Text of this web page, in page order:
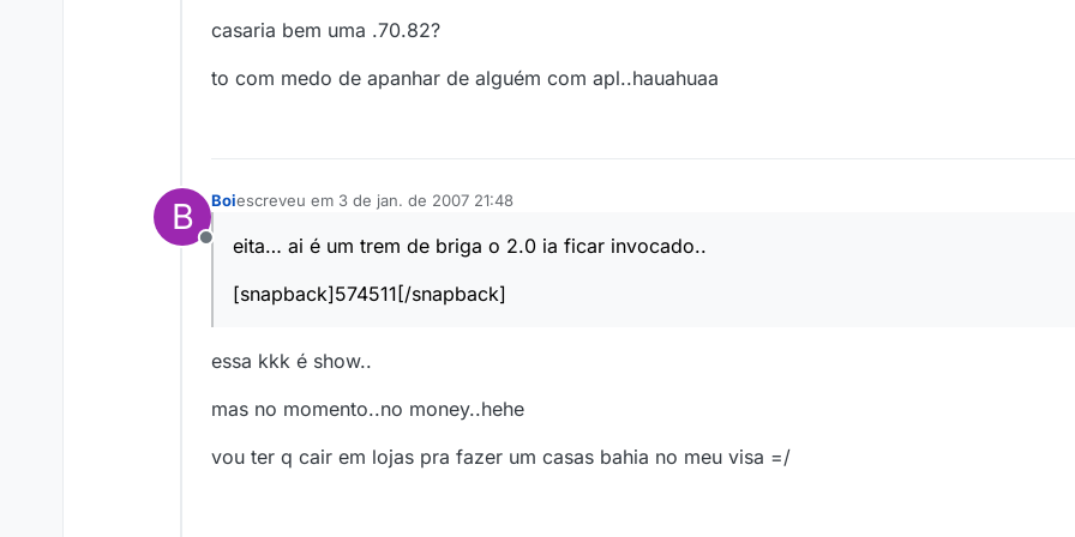
casaria bem uma .70.82?
to com medo de apanhar de alguém com apl..hauahuaa
B
Offline
Boiescreveu em 3 de jan. de 2007 21:48
última edição por
eita… ai é um trem de briga o 2.0 ia ficar invocado..
[snapback]574511[/snapback]
essa kkk é show..
mas no momento..no money..hehe
vou ter q cair em lojas pra fazer um casas bahia no meu visa =/